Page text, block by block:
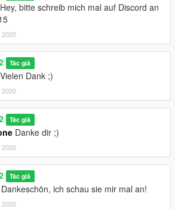
Hey, bitte schreib mich mal auf Discord an
2020
Tác giả
Vielen Dank ;)
2020
Tác giả
Danke dir ;)
2020
Tác giả
Dankeschön, ich schau sie mir mal an!
2020